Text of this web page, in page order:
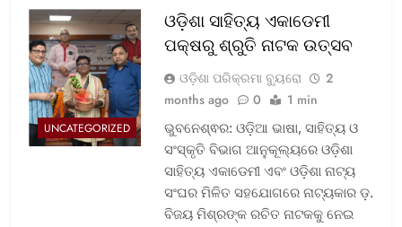
UNCATEGORIZED
ଓଡ଼ିଶା ସାହିତ୍ୟ ଏକାଡେମୀ
ପକ୍ଷରୁ ଶ୍ରୁତି ନାଟକ ଉତ୍ସବ
ଓଡ଼ିଶା ପରିକ୍ରମା ବ୍ୟୁରୋ
2
months ago
0 1 min
ଭୁବନେଶ୍ଵର: ଓଡ଼ିଆ ଭାଷା, ସାହିତ୍ୟ ଓ
ସଂସ୍କୃତି ବିଭାଗ ଆନୁକୂଲ୍ୟରେ ଓଡ଼ିଶା
ସାହିତ୍ୟ ଏକାଡେମୀ ଏବଂ ଓଡ଼ିଶା ନାଟ୍ୟ
ସଂଘର ମିଳିତ ସହଯୋଗରେ ନାଟ୍ୟକାର ଡ଼.
ବିଜୟ ମିଶ୍ରଙ୍କ ରଚିତ ନାଟକକୁ ନେଇ